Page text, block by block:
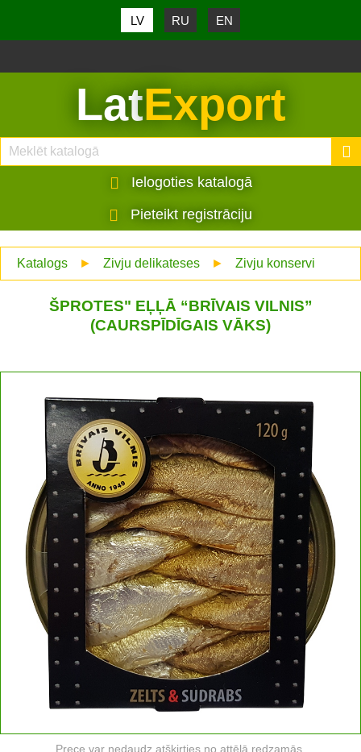
LV RU EN
LatExport
Ielogoties katalogā
Pieteikt registrāciju
Katalogs ► Zivju delikateses ► Zivju konservi
ŠPROTES" EĻĻĀ “BRĪVAIS VILNIS”
(CAURSPĪDĪGAIS VĀKS)
Prece var nedaudz atšķirties no attēlā redzamās.